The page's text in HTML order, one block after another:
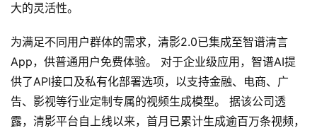
识
服
务
登录 注册
大的灵活性。
为满足不同用户群体的需求，清影2.0已集成至智谱清言
App，供普通用户免费体验。 对于企业级应用，智谱AI提
供了API接口及私有化部署选项，以支持金融、电商、广
告、影视等行业定制专属的视频生成模型。 据该公司透
露，清影平台自上线以来，首月已累计生成逾百万条视频，